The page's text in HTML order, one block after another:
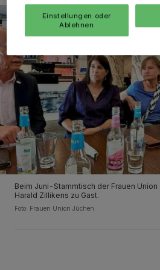
Beim Juni-Stammtisch der Frauen
Harald Zillikens zu Gast.
Foto: Frauen Union Jüchen
Einstellungen oder
Ablehnen